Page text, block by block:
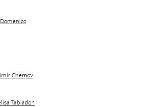
Chernov
Tabiadon